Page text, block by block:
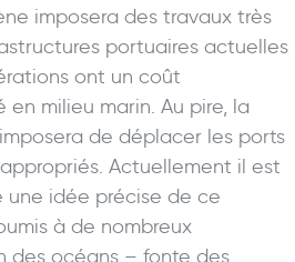
imposera des travaux très
portuaires actuelles
ont un coût
milieu marin. Au pire, la
de déplacer les ports
Actuellement il est
une idée précise de ce
à de nombreux
des océans – fonte des